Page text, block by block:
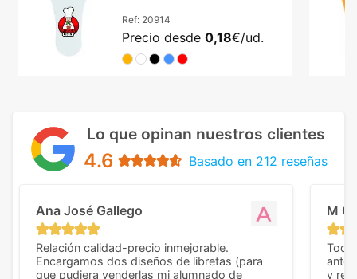
Ref: 20914
Precio desde 0,18€/ud.
Lo que opinan nuestros clientes
4.6 Basado en 212 reseñas
Ana José Gallego
Relación calidad-precio inmejorable.
Encargamos dos diseños de libretas (para
que pudiera venderlas mi alumnado de
M C
Todo
y